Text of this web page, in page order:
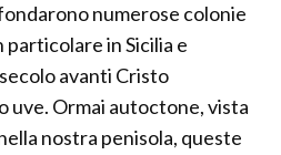
numerose colonie
particolare in Sicilia e
avanti Cristo
uve. Ormai autoctone, vista
nostra penisola, queste